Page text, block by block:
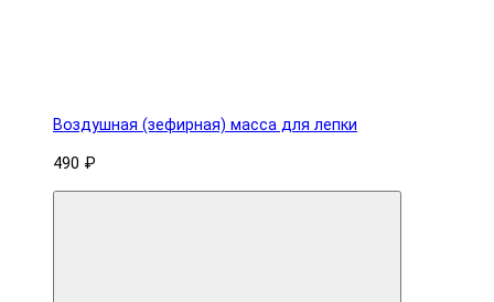
Воздушная (зефирная) масса для лепки
490 ₽